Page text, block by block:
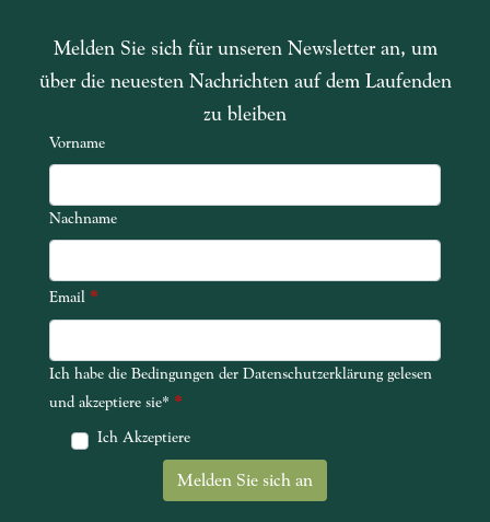
Melden Sie sich für unseren Newsletter an, um
über die neuesten Nachrichten auf dem Laufenden
zu bleiben
Vorname
Nachname
Email *
Ich habe die Bedingungen der Datenschutzerklärung gelesen und
Ich habe die Bedingungen der Datenschutzerklärung gelesen
und akzeptiere sie* *
Ich Akzeptiere